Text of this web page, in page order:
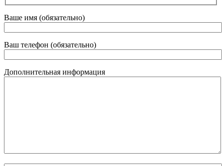
Ваше имя (обязательно)
Ваш телефон (обязательно)
Дополнительная информация